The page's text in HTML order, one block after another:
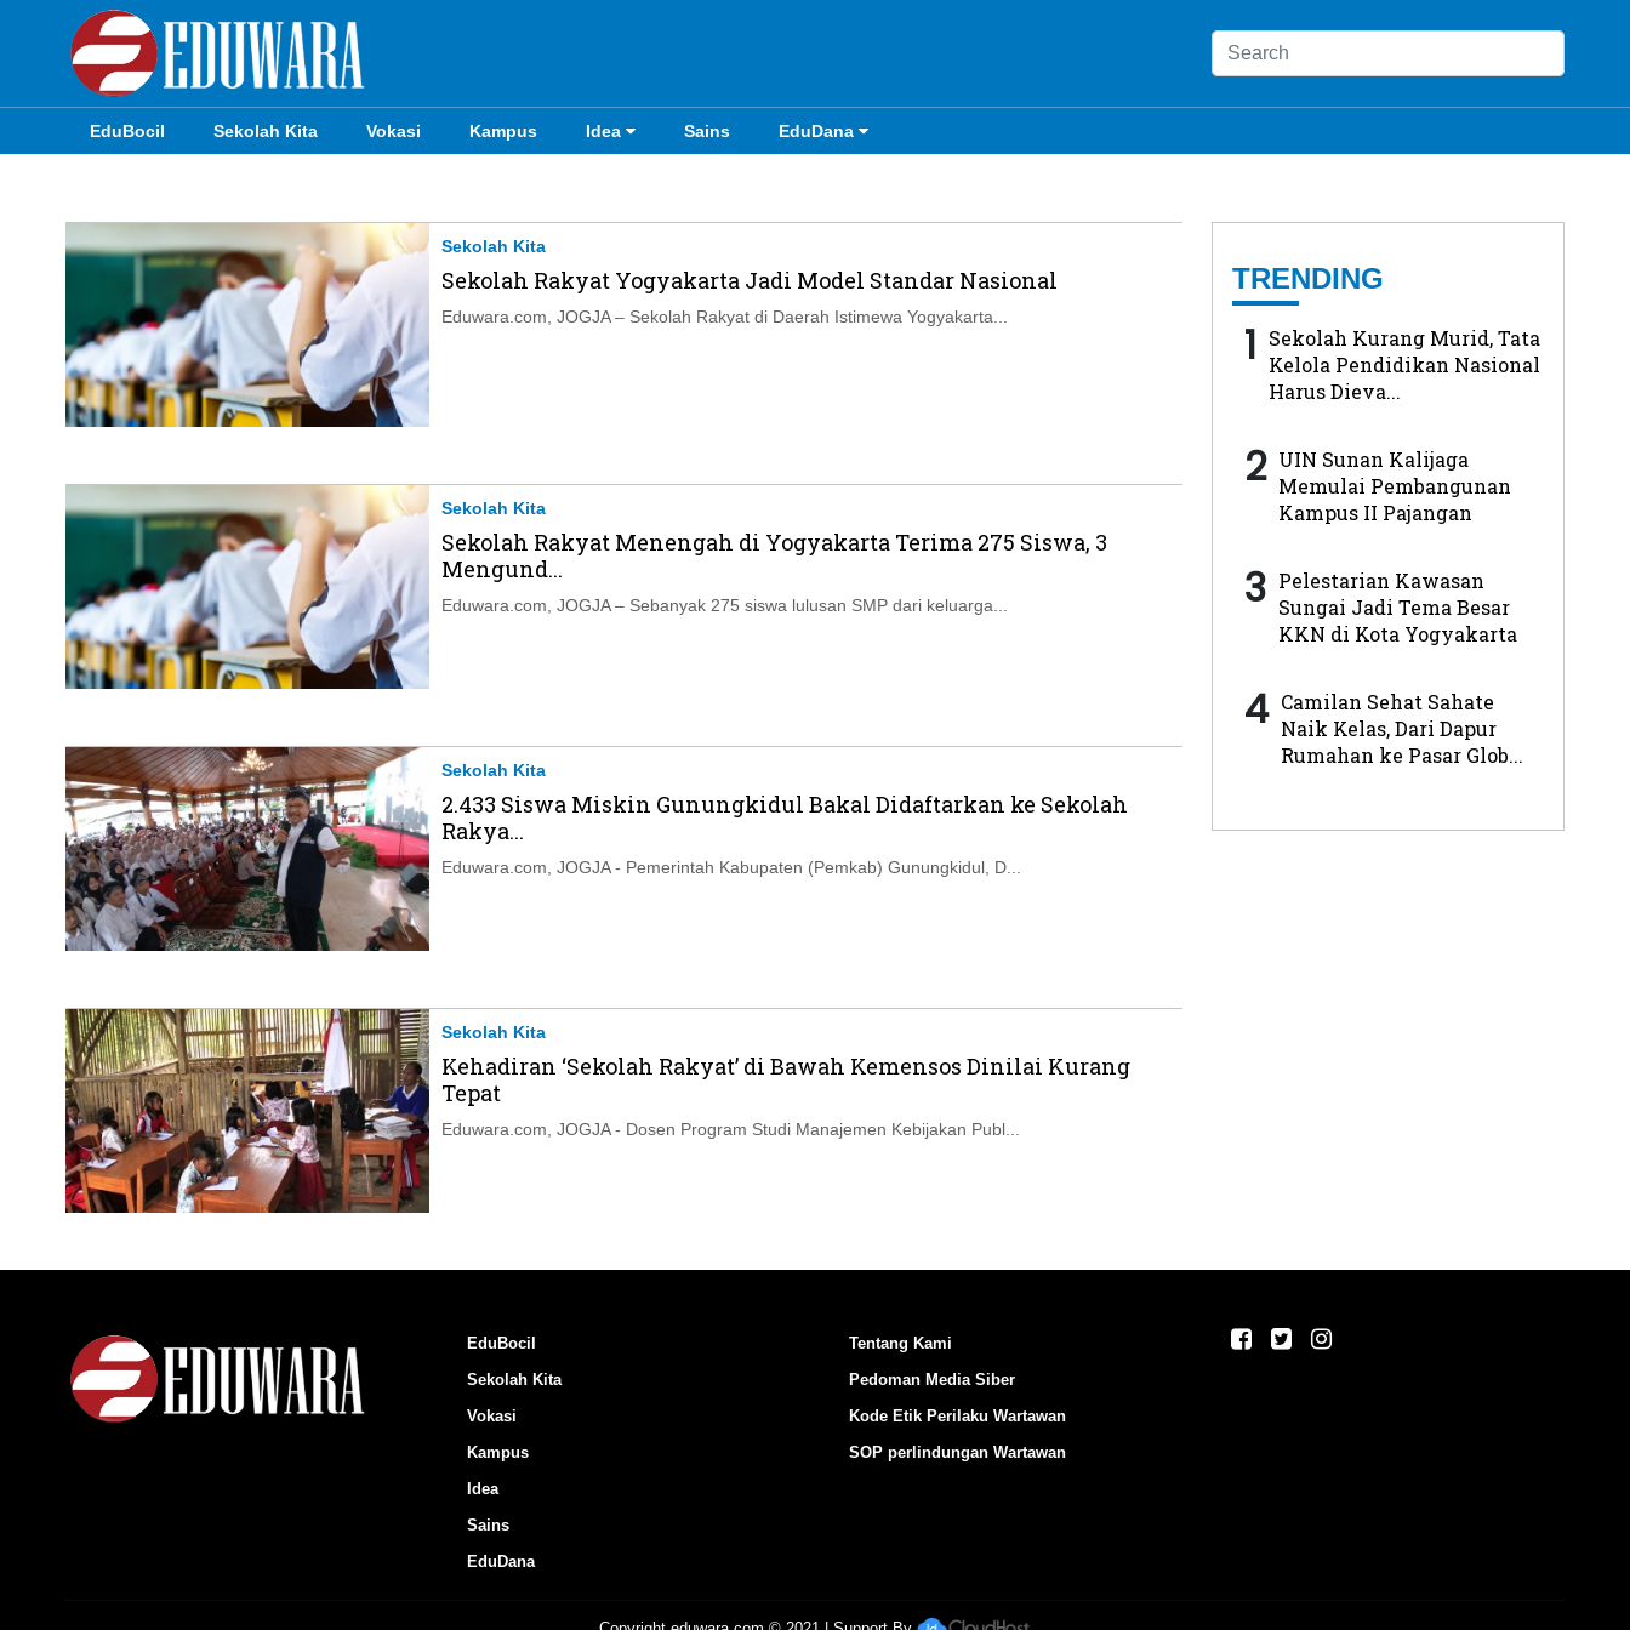
EduBocil Sekolah Kita Vokasi Kampus Idea Sains EduDana
Sekolah Kita
Kampus
Idea
Sains
Ikuti Kami di:
Sekolah Kita
Sekolah Rakyat Yogyakarta Jadi Model Standar Nasional
Eduwara.com, JOGJA – Sekolah Rakyat di Daerah Istimewa Yogyakarta...
Sekolah Kita
Sekolah Rakyat Menengah di Yogyakarta Terima 275 Siswa, 3
Mengund...
Eduwara.com, JOGJA – Sebanyak 275 siswa lulusan SMP dari keluarga...
Sekolah Kita
2.433 Siswa Miskin Gunungkidul Bakal Didaftarkan ke Sekolah
Rakya...
Eduwara.com, JOGJA - Pemerintah Kabupaten (Pemkab) Gunungkidul, D...
Sekolah Kita
Kehadiran ‘Sekolah Rakyat’ di Bawah Kemensos Dinilai Kurang
Tepat
Eduwara.com, JOGJA - Dosen Program Studi Manajemen Kebijakan Publ...
TRENDING
1 Sekolah Kurang Murid, Tata
Kelola Pendidikan Nasional
Harus Dieva...
2 UIN Sunan Kalijaga
Memulai Pembangunan
Kampus II Pajangan
3 Pelestarian Kawasan
Sungai Jadi Tema Besar
KKN di Kota Yogyakarta
4 Camilan Sehat Sahate
Naik Kelas, Dari Dapur
Rumahan ke Pasar Glob...
EduBocil
Sekolah Kita
Vokasi
Kampus
Idea
Sains
EduDana
Tentang Kami
Pedoman Media Siber
Kode Etik Perilaku Wartawan
SOP perlindungan Wartawan